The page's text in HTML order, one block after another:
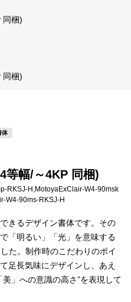
清朝体
勘亭流
デザイン毛筆
表示
同梱)
同梱)
体
等幅/～4KP 同梱)
RKSJ-H,MotoyaExClair-W4-90msk
W4-90ms-RKSJ-H
きるデザイン書体です。その
「明るい」「光」を意味する
た。制作時のこだわりのポイ
足長気味にデザインし、あえ
」への意識の高さ”を表現して